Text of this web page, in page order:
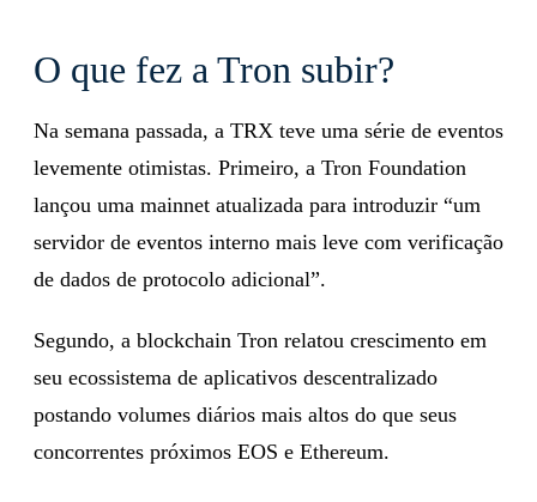
O que fez a Tron subir?
Na semana passada, a TRX teve uma série de eventos
levemente otimistas. Primeiro, a Tron Foundation
lançou uma mainnet atualizada para introduzir “um
servidor de eventos interno mais leve com verificação
de dados de protocolo adicional”.
Segundo, a blockchain Tron relatou crescimento em
seu ecossistema de aplicativos descentralizado
postando volumes diários mais altos do que seus
concorrentes próximos EOS e Ethereum.